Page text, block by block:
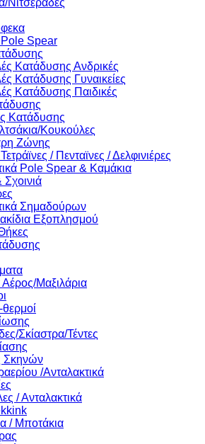
Νιτσεράδες
Pole Spear
Κατάδυσης Ανδρικές
Κατάδυσης Γυναικείες
Κατάδυσης Παιδικές
Κατάδυσης
Κουκούλες
Ζώνης
/ Πενταϊνες / Δελφινιέρες
Pole Spear & Καμάκια
Σχοινιά
Σημαδούρων
Εξοπλησμού
Μαξιλάρια
Σκίαστρα/Τέντες
Σκηνών
/Ανταλακτικά
/ Ανταλακτικά
/ Μποτάκια